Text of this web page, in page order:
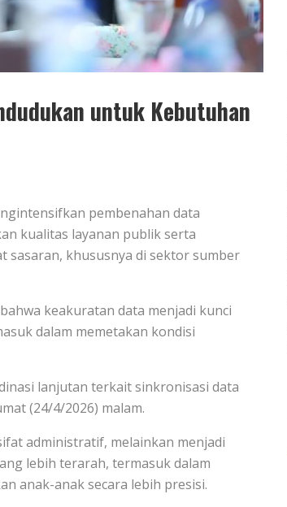
untuk Kebutuhan
pembenahan data
kualitas layanan publik serta
sasaran, khususnya di sektor sumber
keakuratan data menjadi kunci
dalam memetakan kondisi
lanjutan terkait sinkronisasi data
(24/4/2026) malam.
administratif, melainkan menjadi
lebih terarah, termasuk dalam
anak-anak secara lebih presisi.